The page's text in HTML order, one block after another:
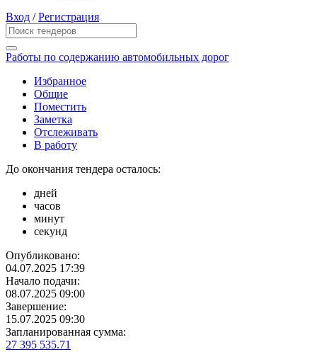
Вход /Регистрация
Работы по содержанию автомобильных дорог
Избранное
Общие
Поместить
Заметка
Отслеживать
В работу
До окончания тендера осталось:
дней
часов
минут
секунд
Опубликовано:
04.07.2025 17:39
Начало подачи:
08.07.2025 09:00
Завершение:
15.07.2025 09:30
Запланированная сумма:
27 395 535.71